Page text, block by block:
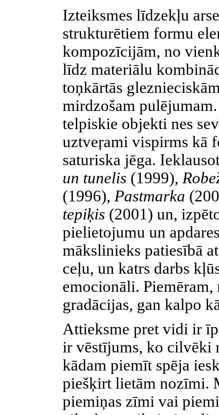
Izteiksmes līdzekļu
strukturētiem formu
kompozīcijām, no
līdz materiālu
toņkārtās
mirdzošam
telpiskie objekti nes
uztveŗami vispirms kā
saturiska jēga.
un tunelis (1999),
(1996), Pastmarka
tepiķis (2001) un,
pielietojumu un
mākslinieks patiesībā
ceļu, un katrs darbs
emocionāli. Piemēram,
gradācijas, gan kalpo
Attieksme pret vidi ir
ir vēstījums, ko cilvēki
kādam piemīt spēja
piešķirt lietām nozīmi.
piemiņas zīmi vai